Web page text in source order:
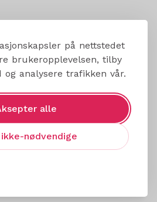
på nettstedet
brukeropplevelsen, tilby
og analysere trafikken vår.
alle
nødvendige